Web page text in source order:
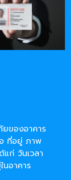
ของอาคาร
อ ที่อยู่ ภาพ
แก่ วันเวลา
นอาคาร